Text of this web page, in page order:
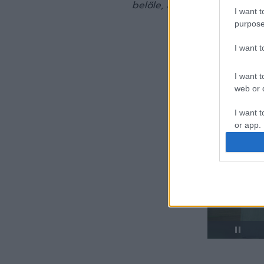
I want
I want
I want
web or
I want
or app.
I want
I want
belőle, az mindig az
Pause